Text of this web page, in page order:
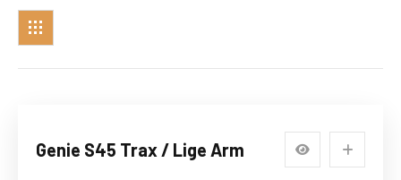
Genie S45 Trax / Lige Arm